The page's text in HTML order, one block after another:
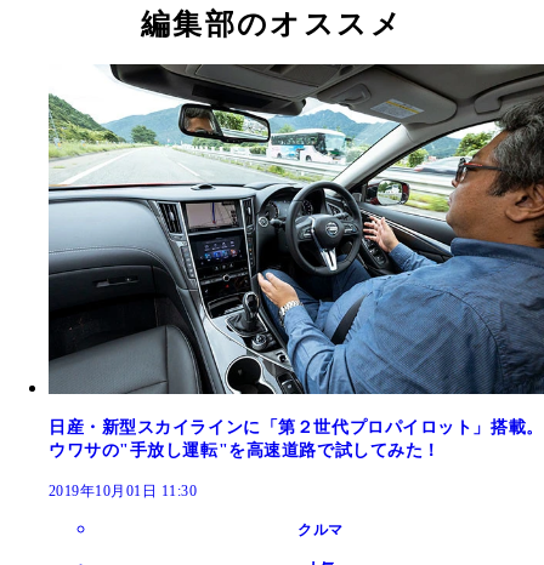
編集部のオススメ
日産・新型スカイラインに「第２世代プロパイロット」搭載。
ウワサの"手放し運転"を高速道路で試してみた！
2019年10月01日 11:30
クルマ